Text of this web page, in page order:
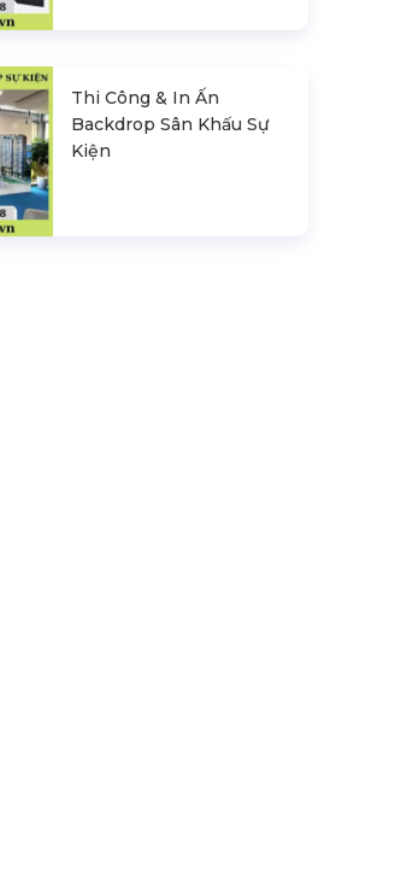
Thi Công & In Ấn
Backdrop Sân Khấu Sự
Kiện